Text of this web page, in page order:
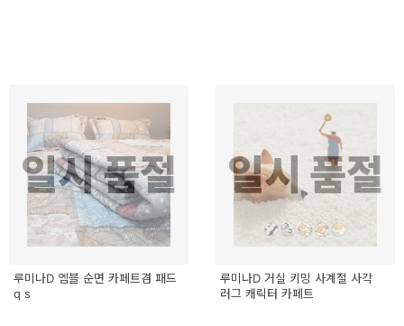
일시 품절
루미나D 엠블 순면 카페트겸 패드
q s
일시 품절
루미나D 거실 키밍 사계절 사각
러그 캐릭터 카페트